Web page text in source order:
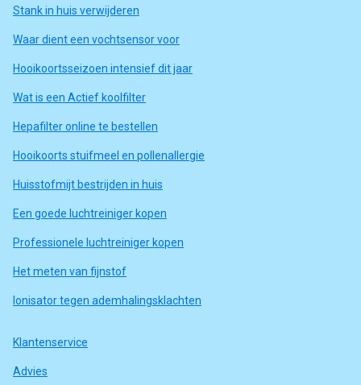
Stank in huis verwijderen
Waar dient een vochtsensor voor
Hooikoortsseizoen intensief dit jaar
Wat is een Actief koolfilter
Hepafilter online te bestellen
Hooikoorts stuifmeel en pollenallergie
Huisstofmijt bestrijden in huis
Een goede luchtreiniger kopen
Professionele luchtreiniger kopen
Het meten van fijnstof
Ionisator tegen ademhalingsklachten
Klantenservice
Advies